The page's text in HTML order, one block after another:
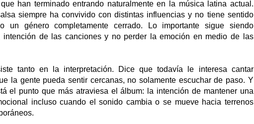
han terminado entrando naturalmente en la música latina actual.
siempre ha convivido con distintas influencias y no tiene sentido
un género completamente cerrado. Lo importante sigue siendo
intención de las canciones y no perder la emoción en medio de las
tanto en la interpretación. Dice que todavía le interesa cantar
la gente pueda sentir cercanas, no solamente escuchar de paso. Y
el punto que más atraviesa el álbum: la intención de mantener una
incluso cuando el sonido cambia o se mueve hacia terrenos